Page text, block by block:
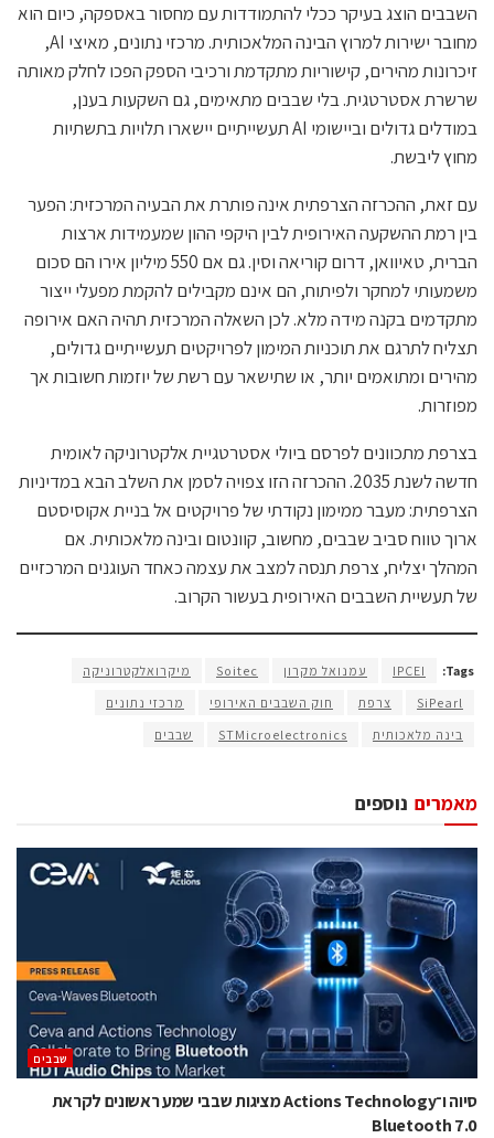
השבבים הוצג בעיקר ככלי להתמודדות עם מחסור באספקה, כיום הוא
מחובר ישירות למרוץ הבינה המלאכותית. מרכזי נתונים, מאיצי AI,
זיכרונות מהירים, קישוריות מתקדמת ורכיבי הספק הפכו לחלק מאותה
שרשרת אסטרטגית. בלי שבבים מתאימים, גם השקעות בענן,
במודלים גדולים וביישומי AI תעשייתיים יישארו תלויות בתשתיות
מחוץ ליבשת.
עם זאת, ההכרזה הצרפתית אינה פותרת את הבעיה המרכזית: הפער
בין רמת ההשקעה האירופית לבין היקפי ההון שמעמידות ארצות
הברית, טאיוואן, דרום קוריאה וסין. גם אם 550 מיליון אירו הם סכום
משמעותי למחקר ולפיתוח, הם אינם מקבילים להקמת מפעלי ייצור
מתקדמים בקנה מידה מלא. לכן השאלה המרכזית תהיה האם אירופה
תצליח לתרגם את תוכניות המימון לפרויקטים תעשייתיים גדולים,
מהירים ומתואמים יותר, או שתישאר עם רשת של יוזמות חשובות אך
מפוזרות.
בצרפת מתכוונים לפרסם ביולי אסטרטגיית אלקטרוניקה לאומית
חדשה לשנת 2035. ההכרזה הזו צפויה לסמן את השלב הבא במדיניות
הצרפתית: מעבר ממימון נקודתי של פרויקטים אל בניית אקוסיסטם
ארוך טווח סביב שבבים, מחשוב, קוונטום ובינה מלאכותית. אם
המהלך יצליח, צרפת תנסה למצב את עצמה כאחד העוגנים המרכזיים
של תעשיית השבבים האירופית בעשור הקרוב.
Tags:
IPCEI עמנואל מקרון Soitec
מיקרואלקטרוניקה
SiPearl
צרפת חוק השבבים האירופי
מרכזי נתונים
בינה מלאכותית
STMicroelectronics שבבים
נוספים מאמרים
‫שבבים‬
סיוה ו־Actions Technology מציגות שבבי שמע ראשונים לקראת
Bluetooth 7.0